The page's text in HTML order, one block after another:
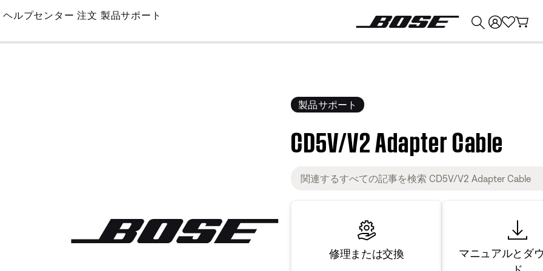
Skip
Main
ヘルプセンター 注文 製品サポート
製品サポート
CD5V/V2 Adapter Cable
修理または交換
マニュアルとダ